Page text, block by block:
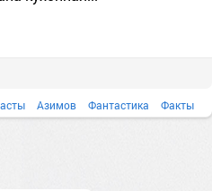
Азимов Фантастика Факты